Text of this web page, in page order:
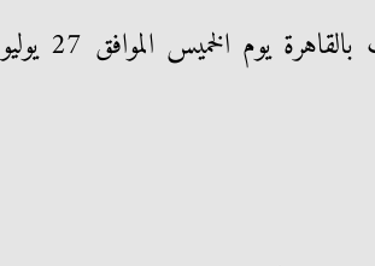
الشخصية بالمدرسة علي موقع شركة مياه الشرب بالقاهرة يوم الخميس الموافق 27 يوليو